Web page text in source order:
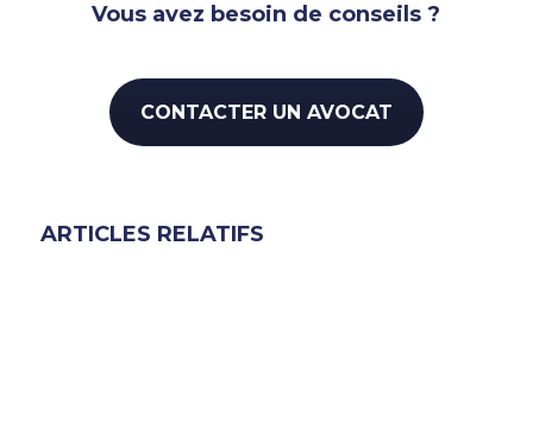
Vous avez besoin de conseils ?
CONTACTER UN AVOCAT
ARTICLES RELATIFS